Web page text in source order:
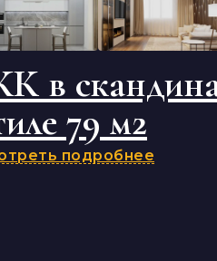
в
79 м2
подробнее